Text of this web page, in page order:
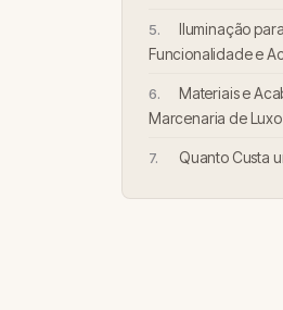
Iluminação
Funcionalidade e
Materiais e
Marcenaria de Luxo
Quanto Custa